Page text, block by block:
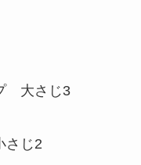
大さじ3
じ2